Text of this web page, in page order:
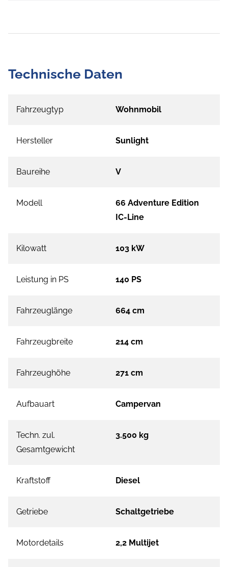
Technische Daten
Fahrzeugtyp Wohnmobil
Hersteller Sunlight
Baureihe V
Modell
66 Adventure Edition
IC-Line
Kilowatt 103 kW
Leistung in PS 140 PS
Fahrzeuglänge 664 cm
Fahrzeugbreite 214 cm
Fahrzeughöhe 271 cm
Aufbauart Campervan
Techn. zul.
Gesamtgewicht
3.500 kg
Kraftstoff Diesel
Getriebe Schaltgetriebe
Motordetails 2,2 Multijet